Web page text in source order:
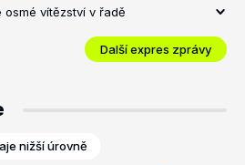
osmé vítězství v řadě
Další expres zprávy
nižší úrovně